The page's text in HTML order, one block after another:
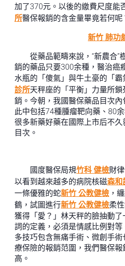
加了370元。以後的繳費尺度能
所醫保報銷的含金量畢竟若何呢
新竹 肺功
從藥品範疇來說，“新農合”
銷的藥品只要300余種，醫治癌
水瓶的「傻氣」與牛土豪的「霸
診所天秤座的「平衡」力量所
銷。今朝，我國醫保藥品目次內
此中包括74種腫瘤靶向藥、80
很多新藥好藥在國際上市后不
目次。
國度醫保局規竹科 健檢財
以看到越來越多的病院核磁森和
一條優雅的蛇新竹 公教健檢 ，
鶴，試圖進行新竹 公教健檢柔
獲得「愛？」林天秤的臉抽動
詞的定義，必須是情感比例對
多技巧包含無痛手術、微創手
療保險的報銷范圍，我們醫保
高。